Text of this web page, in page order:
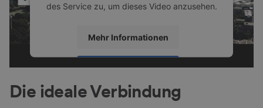
des Service zu, um dieses Video anzusehen.
Mehr Informationen
Akzeptieren
powered byUsercentrics Consent
Management Platform
Die ideale Verbindung